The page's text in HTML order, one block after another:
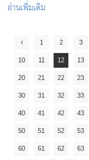
อ่านเพิ่มเติม
1 2 3
10 11 12 13
20 21 22 23
30 31 32 33
40 41 42 43
50 51 52 53
60 61 62 63